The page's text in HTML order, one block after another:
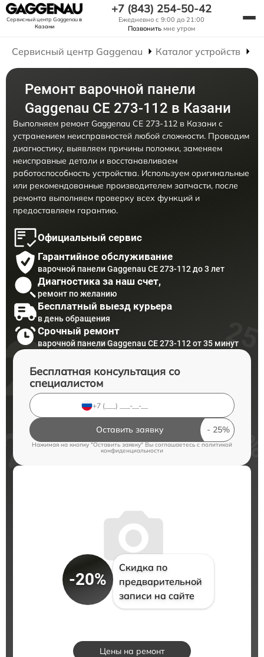
Сервисный центр Gaggenauв
Казани
+7 (843) 254-50-42
Ежедневно с 9:00 до 21:00
Позвонить мне утром
Сервисный центр Gaggenau Каталог устройств
Ремонт варочной панели
Gaggenau CE 273-112 в Казани
Выполняем ремонт Gaggenau CE 273-112 в Казани с
устранением неисправностей любой сложности. Проводим
диагностику, выявляем причины поломки, заменяем
неисправные детали и восстанавливаем
работоспособность устройства. Используем оригинальные
или рекомендованные производителем запчасти, после
ремонта выполняем проверку всех функций и
предоставляем гарантию.
Официальный сервис
Гарантийное обслуживание
варочной панели Gaggenau CE 273-112 до 3 лет
Диагностика за наш счет,
ремонт по желанию
Бесплатный выезд курьера
в день обращения
Срочный ремонт
варочной панели Gaggenau CE 273-112 от 35 минут
Бесплатная консультация со
специалистом
Оставить заявку
Нажимая на кнопку "Оставить заявку" Вы соглашаетесь cполитикой
конфиденциальности
-20%
Скидка по
предварительной
записи на сайте
Цены на ремонт